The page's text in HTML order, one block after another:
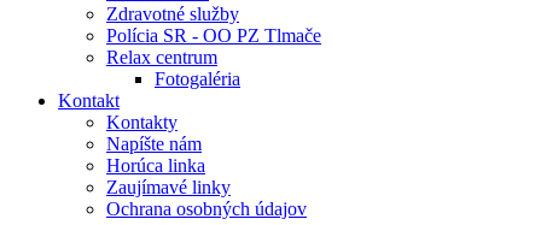
Zdravotné služby
Polícia SR - OO PZ Tlmače
Relax centrum
Fotogaléria
Kontakt
Kontakty
Napíšte nám
Horúca linka
Zaujímavé linky
Ochrana osobných údajov